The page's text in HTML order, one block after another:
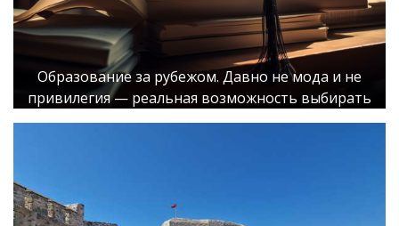
Образование за рубежом. Давно не мода и не
привилегия — реальная возможность выбирать